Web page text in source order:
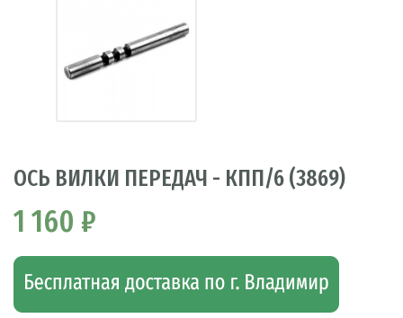
ОСЬ ВИЛКИ ПЕРЕДАЧ - КПП/6 (3869)
1 160 ₽